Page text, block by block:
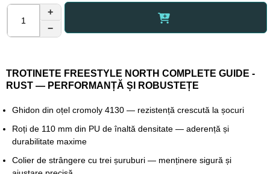
+
−
TROTINETE FREESTYLE NORTH COMPLETE GUIDE -
RUST — PERFORMANȚĂ ȘI ROBUSTEȚE
Ghidon din oțel cromoly 4130 — rezistență crescută la șocuri
Roți de 110 mm din PU de înaltă densitate — aderență și
durabilitate maxime
Colier de strângere cu trei șuruburi — menținere sigură și